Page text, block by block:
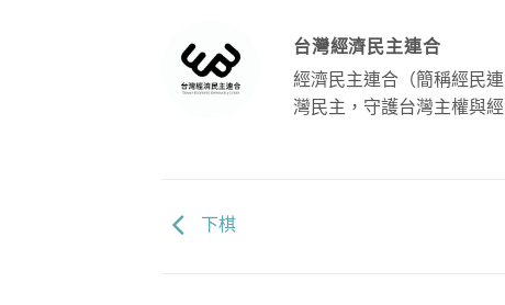
台灣經濟民主連合
經濟民主連合（簡稱經民
灣民主，守護台灣主權與
下棋